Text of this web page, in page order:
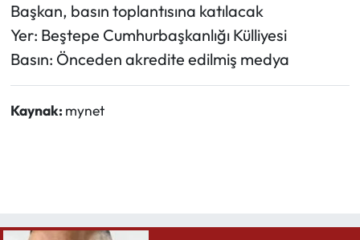
Başkan, basın toplantısına katılacak
Yer: Beştepe Cumhurbaşkanlığı Külliyesi
Basın: Önceden akredite edilmiş medya
Kaynak: mynet